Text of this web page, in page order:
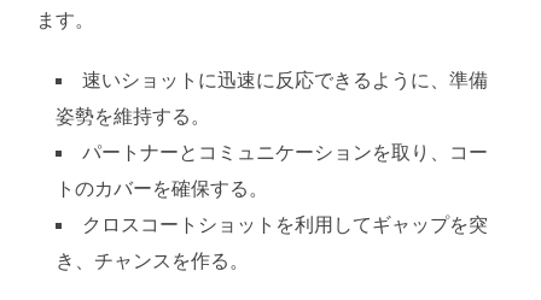
ます。
速いショットに迅速に反応できるように、準備
姿勢を維持する。
パートナーとコミュニケーションを取り、コー
トのカバーを確保する。
クロスコートショットを利用してギャップを突
き、チャンスを作る。